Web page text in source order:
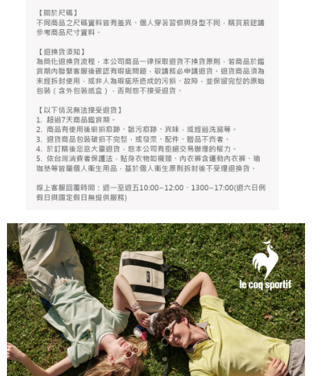
【注意事項】
１．透過由恩沛科技股份有限公司提供之「AFTEE先享後付」服務完成之交
權轉讓予恩沛科技股份有限公司。
２．關於個人資料處理事宜，請瀏覽以下網址：
https://aftee.tw/terms/#terms3
３．未成年的使用者請事先徵得法定代理人或監護人之同意方可使用
「AFTEE先享後付」，若未經同意申辦者引起之損失，本公司不負相關責
４．使用「AFTEE先享後付」時，將依據個別帳號之用戶狀況，依本公司即
時審查核予不同之上限額度；若仍有額度不足之情形，本公司將視審查結果
請求用戶進行身份認證。
５．嚴禁一人註冊多個帳號或使用他人資訊註冊。若發現惡意使用之情形，
恩沛科技股份有限公司將有權停止該用戶之使用額度並採取法律行動。
7-11取貨付款
免運費
付款後7-11取貨
免運費
免運費
離島宅配
免運費